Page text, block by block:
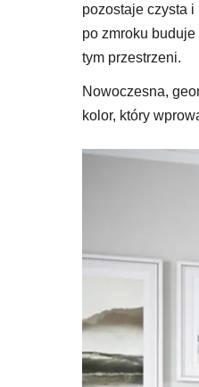
pozostaje czysta
po zmroku
tym przestrzeni.
Nowoczesna,
kolor, który